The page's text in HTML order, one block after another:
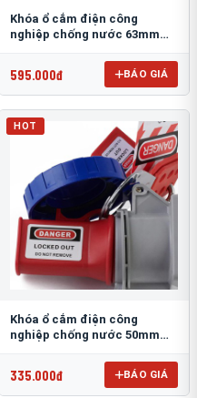
Khóa ổ cắm điện công
nghiệp chống nước 63mm
595.000đ BÁO GIÁ
HOT
Khóa ổ cắm điện công
nghiệp chống nước 50mm
335.000đ BÁO GIÁ